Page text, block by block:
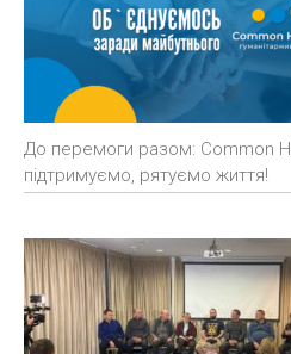
До перемоги разом: Common
підтримуємо, рятуємо життя!